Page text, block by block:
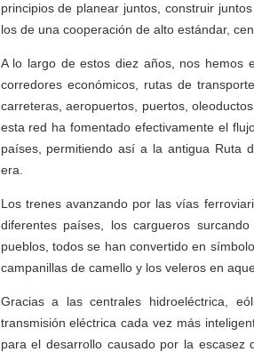
principios de planear juntos, construir
los de una cooperación de alto estándar,
A lo largo de estos diez años, nos hemos
corredores económicos, rutas de
carreteras, aeropuertos, puertos,
esta red ha fomentado efectivamente el
países, permitiendo así a la antigua Ruta
era.
Los trenes avanzando por las vías
diferentes países, los cargueros
pueblos, todos se han convertido en
campanillas de camello y los veleros en
Gracias a las centrales hidroeléctrica,
transmisión eléctrica cada vez más
para el desarrollo causado por la